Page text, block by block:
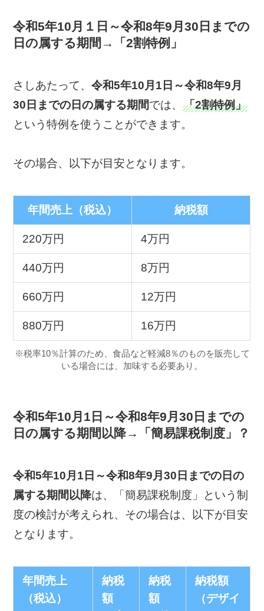
令和5年10月１日～令和8年9月30日までの
日の属する期間 → 「2割特例」
さしあたって、令和5年10月1日～令和8年9月
30日までの日の属する期間では、「2割特例」
という特例を使うことができます。
その場合、以下が目安となります。
年間売上（税込） 納税額
220万円 4万円
440万円 8万円
660万円 12万円
880万円 16万円
※税率10％計算のため、食品など軽減8％のものを販売して
いる場合には、加味する必要あり。
令和5年10月1日～令和8年9月30日までの
日の属する期間以降→「簡易課税制度」？
令和5年10月1日～令和8年9月30日までの日の
属する期間以降は、「簡易課税制度」という制
度の検討が考えられ、その場合は、以下が目安
となります。
年間売上
（税込）
納税
額
納税
額
納税額
（デザイ